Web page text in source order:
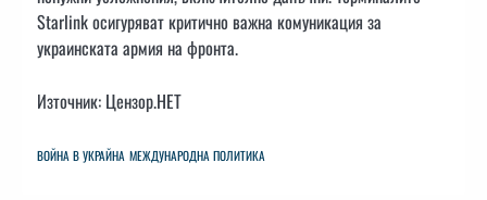
Starlink осигуряват критично важна комуникация за
украинската армия на фронта.
Източник: Цензор.НЕТ
ВОЙНА В УКРАЙНА МЕЖДУНАРОДНА ПОЛИТИКА